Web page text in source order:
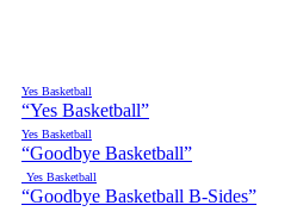
Yes Basketball
“Yes Basketball”
Yes Basketball
“Goodbye Basketball”
Yes Basketball
“Goodbye Basketball B-Sides”